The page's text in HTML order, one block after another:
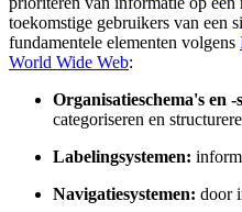
toekomstige gebruikers van een
fundamentele elementen volgens
World Wide Web:
Organisatieschema's en
categoriseren en
Labelingsystemen:
Navigatiesystemen: door